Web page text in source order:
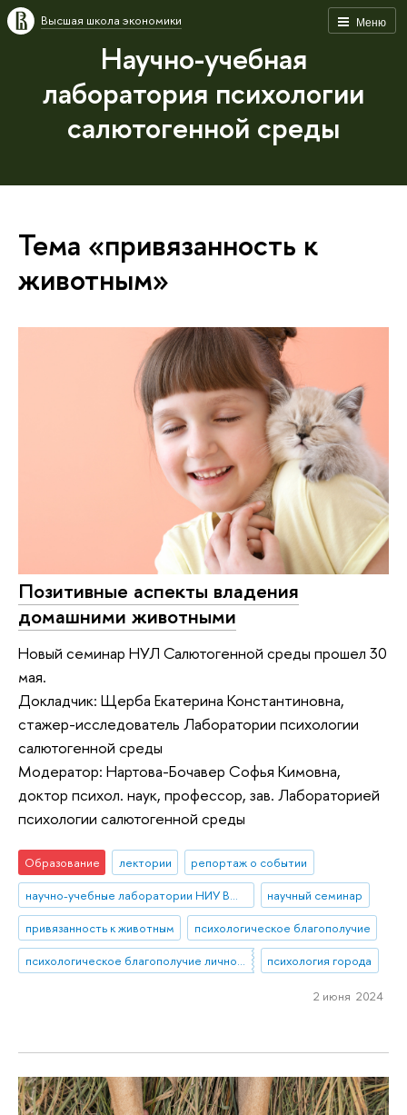
Меню
Высшая школа экономики
Научно-учебная
лаборатория психологии
салютогенной среды
Тема «привязанность к
животным»
Позитивные аспекты владения
домашними животными
Новый семинар НУЛ Салютогенной среды прошел 30
мая.
Докладчик: Щерба Екатерина Константиновна,
стажер-исследователь Лаборатории психологии
салютогенной среды
Модератор: Нартова-Бочавер Софья Кимовна,
доктор психол. наук, профессор, зав. Лабораторией
психологии салютогенной среды
Образование лектории
репортаж о событии
научно-учебные лаборатории НИУ ВШЭ
научный семинар
привязанность к животным
психологическое благополучие
психологическое благополучие личности
психология города
2 июня 2024